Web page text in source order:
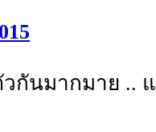
กันมากมาย ..